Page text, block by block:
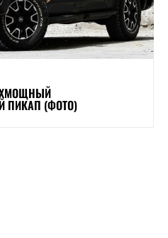
ПИКАП (ФОТО)